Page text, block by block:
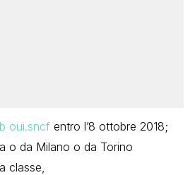
oui.sncf entro l’8 ottobre 2018;
o da Milano o da Torino
classe,